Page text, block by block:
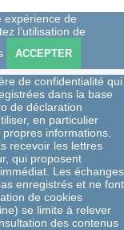
expérience de
l'utilisation de
ACCEPTER
de confidentialité qui
dans la base
de déclaration
en particulier
informations.
recevoir les lettres
qui proposent
Les échanges
enregistrés et ne font
de cookies
se limite à relever
des contenus